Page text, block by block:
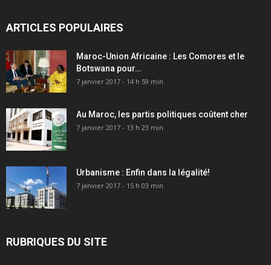
ARTICLES POPULAIRES
Maroc-Union Africaine : Les Comores et le
Botswana pour…
7 janvier 2017 - 14 h 59 min
Au Maroc, les partis politiques coûtent cher
7 janvier 2017 - 13 h 23 min
Urbanisme : Enfin dans la légalité!
7 janvier 2017 - 15 h 03 min
RUBRIQUES DU SITE